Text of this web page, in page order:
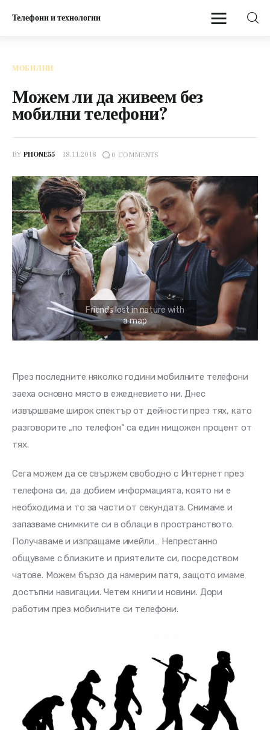
Телефони и технологии
Мобилни
МОБИЛНИ
Можем ли да живеем без
мобилни телефони?
BY PHONE55 18.11.2018 0 COMMENTS
През последните няколко години мобилните телефони
заеха основно място в ежедневието ни. Днес
извършваме широк спектър от дейности през тях, като
разговорите „по телефон“ са един нищожен процент от
тях.
Сега можем да се свържем свободно с Интернет през
телефона си, да добием информацията, която ни е
необходима и то за части от секундата. Снимаме и
запазваме снимките си в облаци в пространството.
Получаваме и изпращаме имейли… Непрестанно
общуваме с близките и приятелите си, посредством
чатове. Можем бързо да намерим патя, защото имаме
достъпни навигации. Четем книги и новини. Дори
работим през мобилните си телефони.